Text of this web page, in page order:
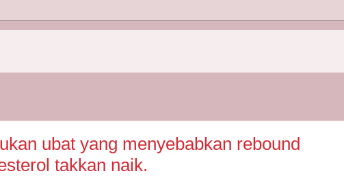
ubat yang menyebabkan rebound
takkan naik.